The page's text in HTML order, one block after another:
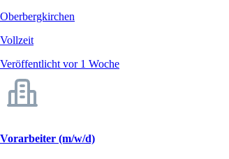
Oberbergkirchen
Vollzeit
Veröffentlicht vor 1 Woche
Vorarbeiter (m/w/d)